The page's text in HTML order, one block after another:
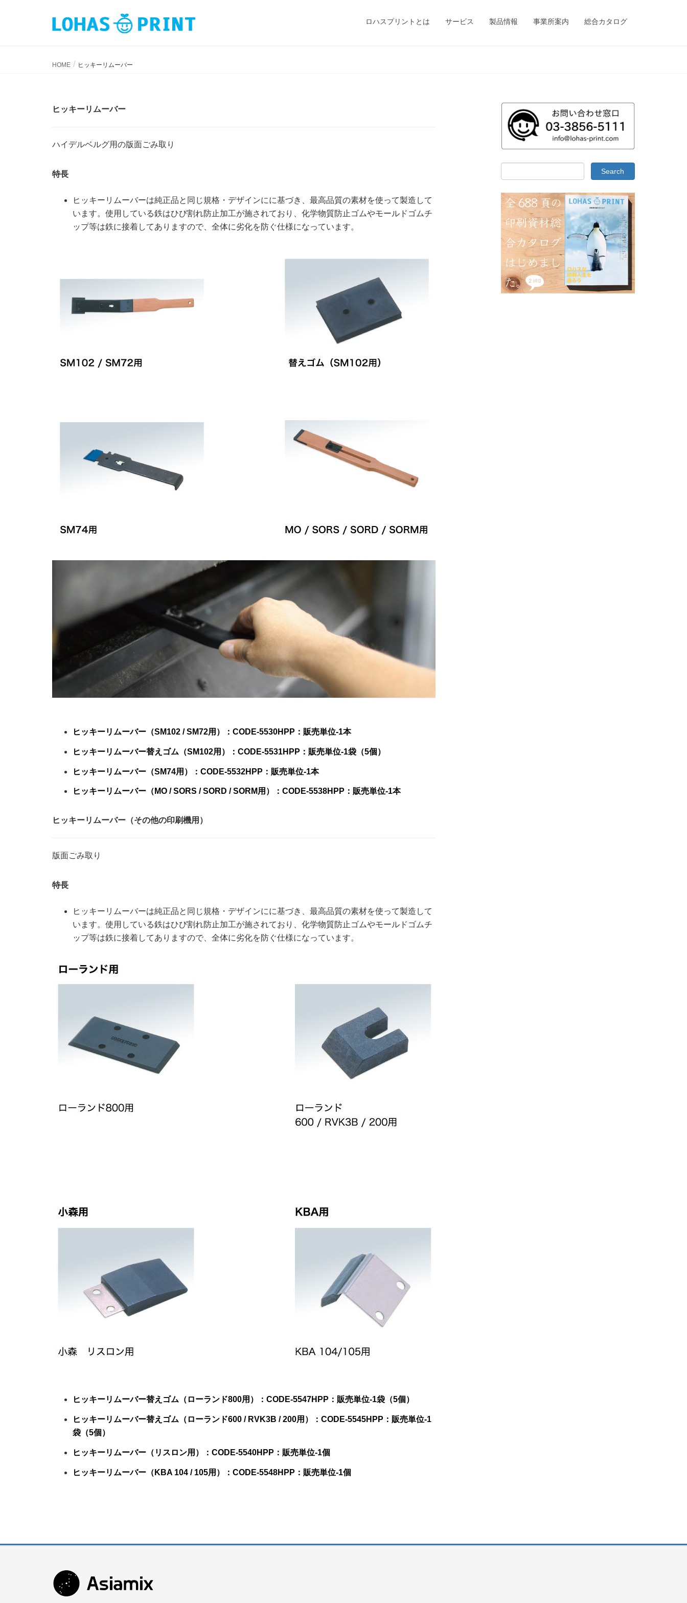
ロハスプリントとは サービス 製品情報 事業所案内 総合カタログ
HOME ヒッキーリムーバー
ヒッキーリムーバー
ハイデルベルグ用の版面ごみ取り
特長
ヒッキーリムーバーは純正品と同じ規格・デザインにに基づき、最高品質の素材を使って製造して
います。使用している鉄はひび割れ防止加工が施されており、化学物質防止ゴムやモールドゴムチ
ップ等は鉄に接着してありますので、全体に劣化を防ぐ仕様になっています。
ヒッキーリムーバー（SM102 / SM72用） ：CODE-5530HPP ：販売単位-1本
ヒッキーリムーバー替えゴム（SM102用）：CODE-5531HPP：販売単位-1袋（5個）
ヒッキーリムーバー（SM74用）：CODE-5532HPP：販売単位-1本
ヒッキーリムーバー（MO / SORS / SORD / SORM用）：CODE-5538HPP：販売単位-1本
ヒッキーリムーバー（その他の印刷機用）
版面ごみ取り
特長
ヒッキーリムーバーは純正品と同じ規格・デザインにに基づき、最高品質の素材を使って製造して
います。使用している鉄はひび割れ防止加工が施されており、化学物質防止ゴムやモールドゴムチ
ップ等は鉄に接着してありますので、全体に劣化を防ぐ仕様になっています。
ヒッキーリムーバー替えゴム（ローランド800用） ：CODE-5547HPP ：販売単位-1袋（5個）
ヒッキーリムーバー替えゴム（ローランド600 / RVK3B / 200用）：CODE-5545HPP：販売単位-1
袋（5個）
ヒッキーリムーバー（リスロン用）：CODE-5540HPP：販売単位-1個
ヒッキーリムーバー（KBA 104 / 105用）：CODE-5548HPP：販売単位-1個